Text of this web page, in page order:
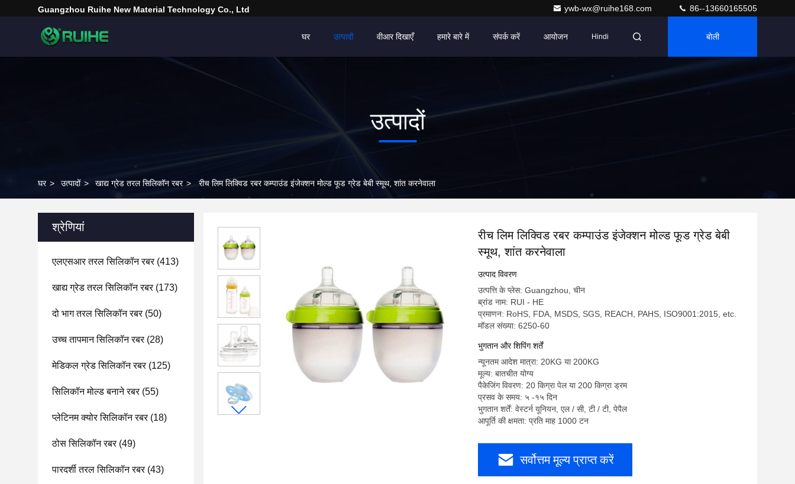
Guangzhou Ruihe New Material Technology Co., Ltd ywb-wx@ruihe168.com 86--13660165505
घर उत्पादों वीआर दिखाएँ हमारे बारे में संपर्क करें आयोजन Hindi बोली
उत्पादों
घर > उत्पादों > खाद्य ग्रेड तरल सिलिकॉन रबर > रीच लिम लिक्विड रबर कम्पाउंड इंजेक्शन मोल्ड फूड ग्रेड बेबी स्मूथ, शांत करनेवाला
श्रेणियां
एलएसआर तरल सिलिकॉन रबर(413)
खाद्य ग्रेड तरल सिलिकॉन रबर(173)
दो भाग तरल सिलिकॉन रबर(50)
उच्च तापमान सिलिकॉन रबर(28)
मेडिकल ग्रेड सिलिकॉन रबर(125)
सिलिकॉन मोल्ड बनाने रबर(55)
प्लेटिनम क्योर सिलिकॉन रबर(18)
ठोस सिलिकॉन रबर(49)
पारदर्शी तरल सिलिकॉन रबर(43)
रीच लिम लिक्विड रबर कम्पाउंड इंजेक्शन मोल्ड फूड ग्रेड बेबी
स्मूथ, शांत करनेवाला
उत्पाद विवरण
उत्पत्ति के प्लेस: Guangzhou, चीन
ब्रांड नाम: RUI - HE
प्रमाणन: RoHS, FDA, MSDS, SGS, REACH, PAHS, ISO9001:2015, etc.
मॉडल संख्या: 6250-60
भुगतान और शिपिंग शर्तें
न्यूनतम आदेश मात्रा: 20KG या 200KG
मूल्य: बातचीत योग्य
पैकेजिंग विवरण: 20 किग्रा पेल या 200 किग्रा ड्रम
प्रसव के समय: ५ -१५ दिन
भुगतान शर्तें: वेस्टर्न यूनियन, एल / सी, टी / टी, पेपैल
आपूर्ति की क्षमता: प्रति माह 1000 टन
सर्वोत्तम मूल्य प्राप्त करें